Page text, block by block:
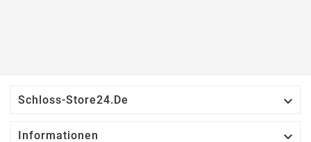
Schloss-Store24.de 
Informationen 